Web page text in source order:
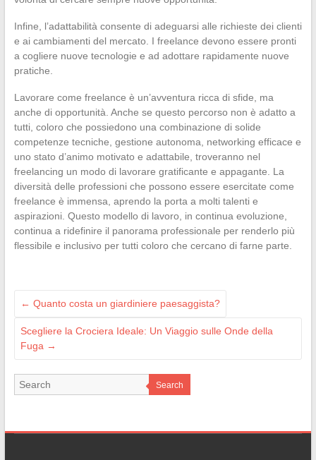
Infine, l’adattabilità consente di adeguarsi alle richieste dei clienti
e ai cambiamenti del mercato. I freelance devono essere pronti
a cogliere nuove tecnologie e ad adottare rapidamente nuove
pratiche.
Lavorare come freelance è un’avventura ricca di sfide, ma
anche di opportunità. Anche se questo percorso non è adatto a
tutti, coloro che possiedono una combinazione di solide
competenze tecniche, gestione autonoma, networking efficace e
uno stato d’animo motivato e adattabile, troveranno nel
freelancing un modo di lavorare gratificante e appagante. La
diversità delle professioni che possono essere esercitate come
freelance è immensa, aprendo la porta a molti talenti e
aspirazioni. Questo modello di lavoro, in continua evoluzione,
continua a ridefinire il panorama professionale per renderlo più
flessibile e inclusivo per tutti coloro che cercano di farne parte.
← Quanto costa un giardiniere paesaggista?
Scegliere la Crociera Ideale: Un Viaggio sulle Onde della
Fuga →
Search